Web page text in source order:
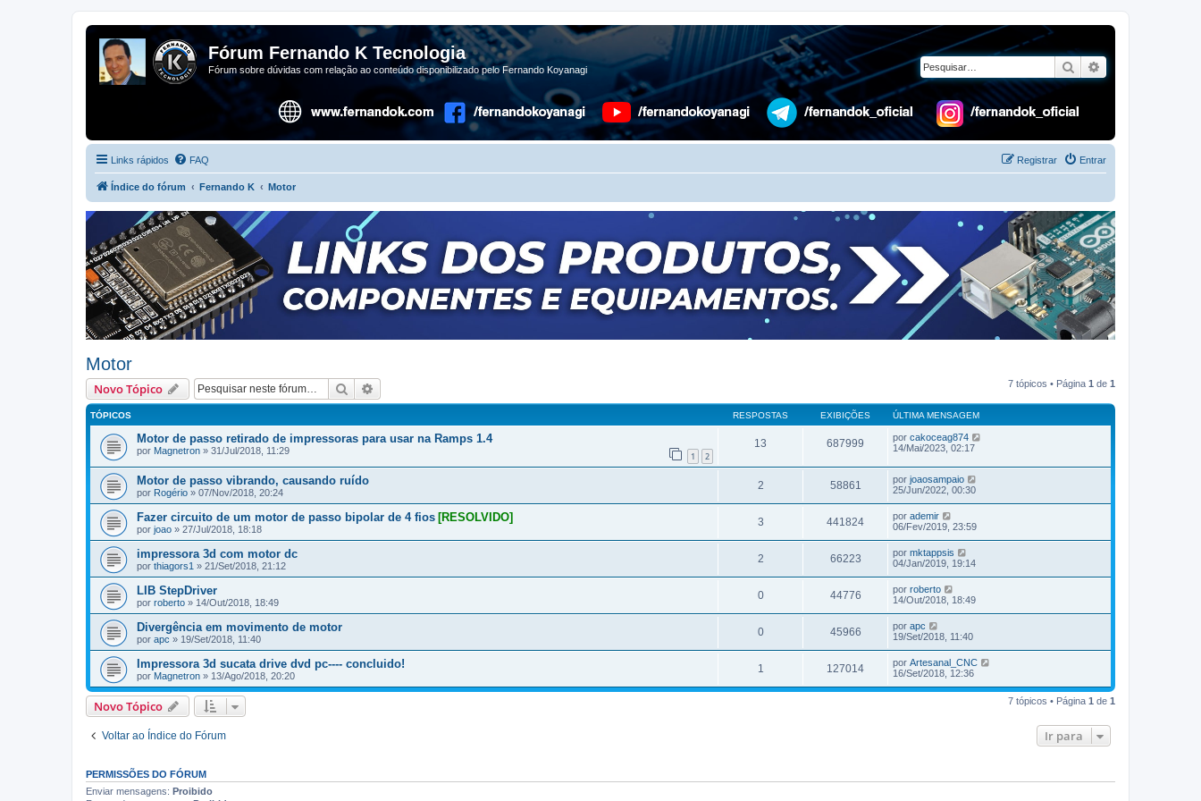
Fórum Fernando K Tecnologia
Fórum sobre dúvidas com relação ao conteúdo disponibilizado pelo Fernando Koyanagi Pesquisar
Links rápidos FAQ Entrar
Registrar
Índice do fórum Fernando K Motor
Motor
Novo Tópico Pesquisar 7 tópicos • Página 1 de 1
TÓPICOS RESPOSTAS EXIBIÇÕES ÚLTIMA MENSAGEM
Motor de passo retirado de impressoras para usar na Ramps 1.4
por Magnetron » 31/Jul/2018, 11:29 1 2
13 687999 por cakoceag874
14/Mai/2023, 02:17
Motor de passo vibrando, causando ruído
por Rogério » 07/Nov/2018, 20:24
2 58861 por joaosampaio
25/Jun/2022, 00:30
Fazer circuito de um motor de passo bipolar de 4 fios [RESOLVIDO]
por joao » 27/Jul/2018, 18:18
3 441824 por ademir
06/Fev/2019, 23:59
impressora 3d com motor dc
por thiagors1 » 21/Set/2018, 21:12
2 66223 por mktappsis
04/Jan/2019, 19:14
LIB StepDriver
por roberto » 14/Out/2018, 18:49
0 44776 por roberto
14/Out/2018, 18:49
Divergência em movimento de motor
por apc » 19/Set/2018, 11:40
0 45966 por apc
19/Set/2018, 11:40
Impressora 3d sucata drive dvd pc---- concluido!
por Magnetron » 13/Ago/2018, 20:20
1 127014 por Artesanal_CNC
16/Set/2018, 12:36
Novo Tópico 7 tópicos • Página 1 de 1
Voltar ao Índice do Fórum Ir para
PERMISSÕES DO FÓRUM
Enviar mensagens: Proibido